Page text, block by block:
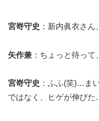
宮嵜守史 ：新内眞衣さ
矢作兼 ：ちょっと待っ
宮嵜守史 ：ふふ(笑)…ま
ではなく、ヒゲが伸び